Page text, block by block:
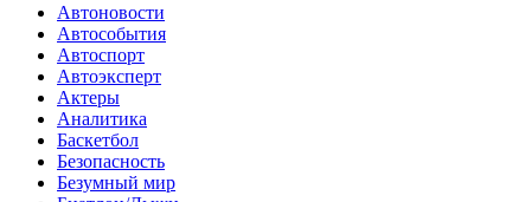
Автоновости
Автособытия
Автоспорт
Автоэксперт
Актеры
Аналитика
Баскетбол
Безопасность
Безумный мир